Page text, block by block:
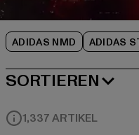
ADIDAS NMD ADIDAS
SORTIEREN
BELIEBTESTE
1,337 ARTIKEL